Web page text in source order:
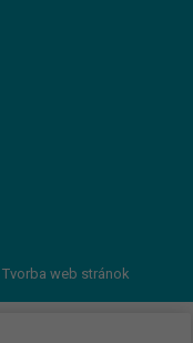
Tvorba web stránok